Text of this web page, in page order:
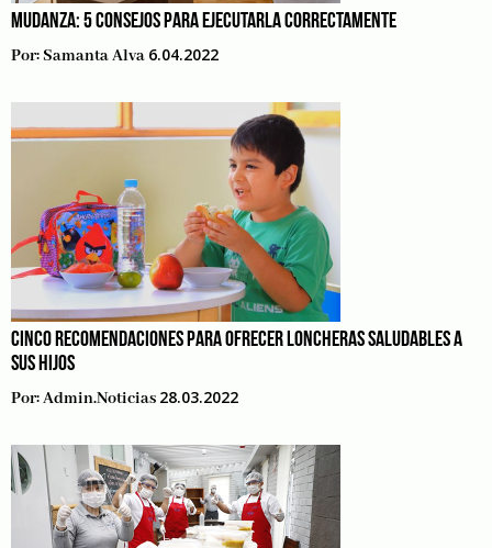
MUDANZA: 5 CONSEJOS PARA EJECUTARLA CORRECTAMENTE
Por:Samanta Alva 6.04.2022
CINCO RECOMENDACIONES PARA OFRECER LONCHERAS SALUDABLES A
SUS HIJOS
Por:Admin.noticias 28.03.2022